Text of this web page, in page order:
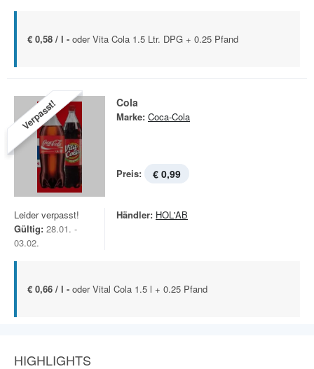
€ 0,58 / l - oder Vita Cola 1.5 Ltr. DPG + 0.25 Pfand
Verpasst! Cola
Marke: Coca-Cola
Preis: € 0,99
Leider verpasst!
Gültig: 28.01. -
03.02.
Händler: HOL'AB
€ 0,66 / l - oder Vital Cola 1.5 l + 0.25 Pfand
HIGHLIGHTS